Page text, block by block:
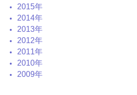
2015年
2014年
2013年
2012年
2011年
2010年
2009年